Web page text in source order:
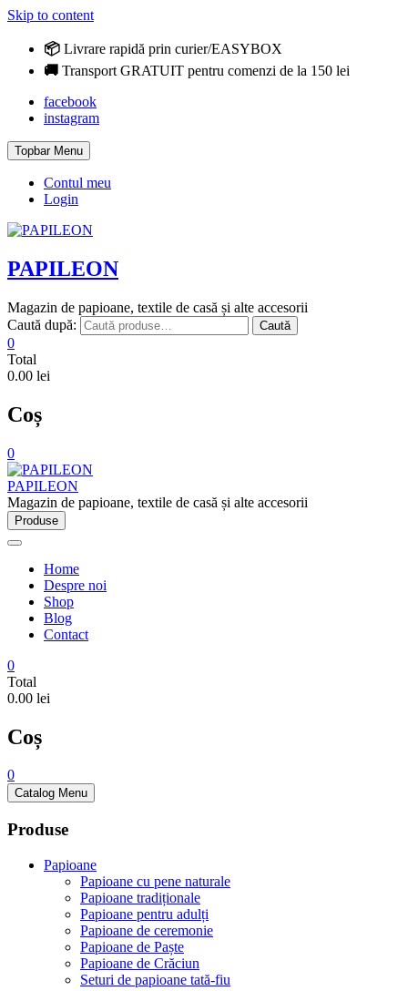
Skip to content
📦 Livrare rapidă prin curier/EASYBOX
🚚 Transport GRATUIT pentru comenzi de la 150 lei
facebook
instagram
Topbar Menu
Contul meu
Login
PAPILEON
Magazin de papioane, textile de casă și alte accesorii
Caută după:
Caută
0
Total
0.00 lei
Coș
0
PAPILEON
Magazin de papioane, textile de casă și alte accesorii
Produse
Home
Despre noi
Shop
Blog
Contact
0
Total
0.00 lei
Coș
0
Catalog Menu
Produse
Papioane
Papioane cu pene naturale
Papioane tradiționale
Papioane pentru adulți
Papioane de ceremonie
Papioane de Paște
Papioane de Crăciun
Seturi de papioane tată-fiu